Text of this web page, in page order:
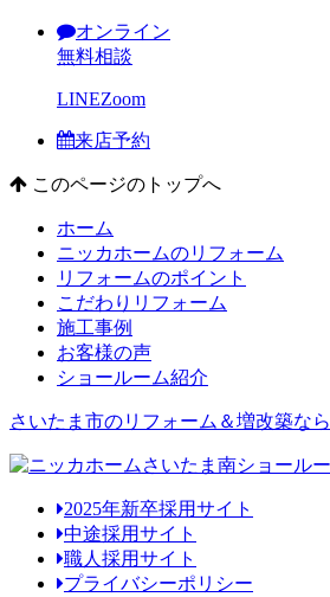
オンライン
無料相談
LINEZoom
来店予約
このページのトップへ
ホーム
ニッカホームのリフォーム
リフォームのポイント
こだわりリフォーム
施工事例
お客様の声
ショールーム紹介
さいたま市のリフォーム＆増改築なら
2025年新卒採用サイト
中途採用サイト
職人採用サイト
プライバシーポリシー